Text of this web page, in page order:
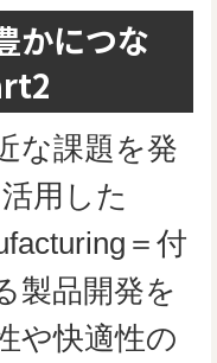
かにつな
な課題を発
用した
＝付
製品開発を
や快適性の